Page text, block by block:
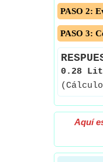
PASO 2:
PASO 3:
0.28
Aquí